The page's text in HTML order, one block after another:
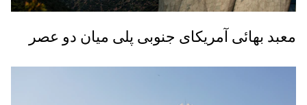
معبد بهائی آمریکای جنوبی پلی میان دو عصر